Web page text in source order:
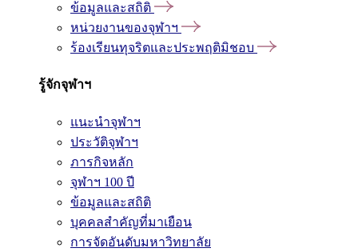
ข้อมูลและสถิติ
หน่วยงานของจุฬาฯ
ร้องเรียนทุจริตและประพฤติมิชอบ
รู้จักจุฬาฯ
แนะนำจุฬาฯ
ประวัติจุฬาฯ
ภารกิจหลัก
จุฬาฯ 100 ปี
ข้อมูลและสถิติ
บุคคลสำคัญที่มาเยือน
การจัดอันดับมหาวิทยาลัย